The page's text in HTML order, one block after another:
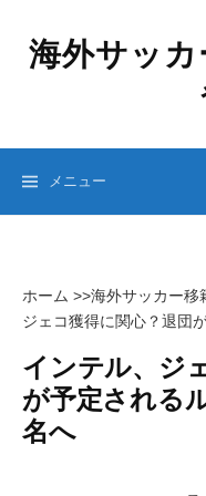
ッ
海外サッ
メニュー
ホーム >>海外サッカー移
ジェコ獲得に関心？退団
インテル、ジ
が予定される
名へ